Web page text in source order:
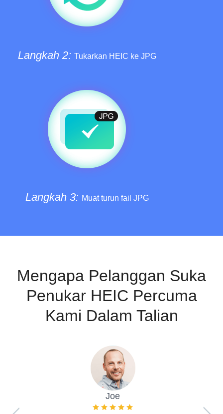
Langkah 2: Tukarkan HEIC ke JPG
Langkah 3: Muat turun fail JPG
Mengapa Pelanggan Suka
Penukar HEIC Percuma
Kami Dalam Talian
Joe